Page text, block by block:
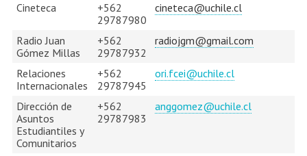
Cineteca
+562
29787980
cineteca@uchile.cl
Radio Juan
Gómez Millas
+562
29787932
radiojgm@gmail.com
Relaciones
Internacionales
+562
29787945
ori.fcei@uchile.cl
Dirección de
Asuntos
Estudiantiles y
Comunitarios
+562
29787983
anggomez@uchile.cl